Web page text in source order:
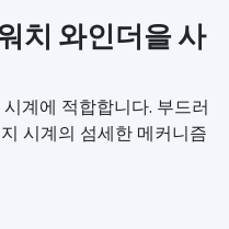
치 와인더을 사
계에 적합합니다. 부드러
시계의 섬세한 메커니즘